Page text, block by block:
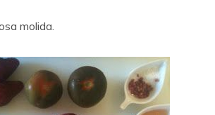
molida.